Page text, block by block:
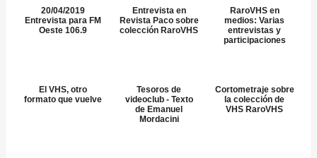
20/04/2019
Entrevista para FM
Oeste 106.9
Entrevista en
Revista Paco sobre
colección RaroVHS
RaroVHS en
medios: Varias
entrevistas y
participaciones
El VHS, otro
formato que vuelve
Tesoros de
videoclub - Texto
de Emanuel
Mordacini
Cortometraje sobre
la colección de
VHS RaroVHS